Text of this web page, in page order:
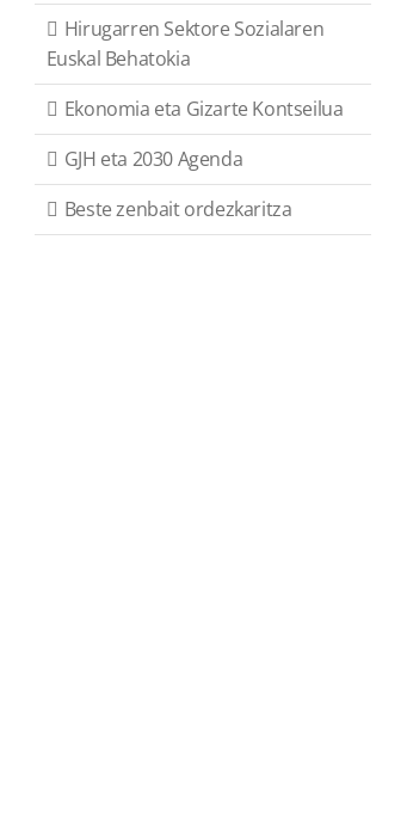
Hirugarren Sektore Sozialaren
Euskal Behatokia
Ekonomia eta Gizarte Kontseilua
GJH eta 2030 Agenda
Beste zenbait ordezkaritza